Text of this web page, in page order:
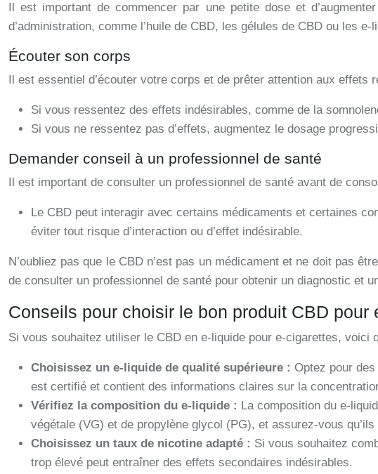
Il est important de commencer par une petite dose et
d’administration, comme l’huile de CBD, les gélules de CBD ou les
Écouter son corps
Il est essentiel d’écouter votre corps et de prêter attention aux effets
Si vous ressentez des effets indésirables, comme de la
Si vous ne ressentez pas d’effets, augmentez le dosage
Demander conseil à un professionnel de santé
Il est important de consulter un professionnel de santé avant de
Le CBD peut interagir avec certains médicaments et certaines
éviter tout risque d’interaction ou d’effet indésirable.
N’oubliez pas que le CBD n’est pas un médicament et ne doit pas
de consulter un professionnel de santé pour obtenir un diagnostic et
Conseils pour choisir le bon produit CBD pour
Si vous souhaitez utiliser le CBD en e-liquide pour e-cigarettes,
Choisissez un e-liquide de qualité supérieure : Optez pour
est certifié et contient des informations claires sur la
Vérifiez la composition du e-liquide : La composition du e-
végétale (VG) et de propylène glycol (PG), et assurez-vous
Choisissez un taux de nicotine adapté : Si vous souhaitez
trop élevé peut entraîner des effets secondaires indésirables.